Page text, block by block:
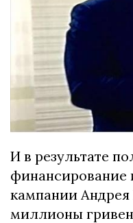
И в результате
финансирование
кампании
миллионы